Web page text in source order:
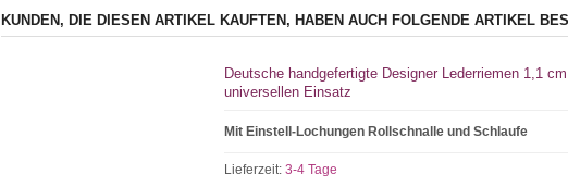
KUNDEN, DIE DIESEN ARTIKEL KAUFTEN, HABEN AUCH FOLGENDE ARTIKEL
Deutsche handgefertigte Designer Lederriemen 1,1
universellen Einsatz
Mit Einstell-Lochungen Rollschnalle und Schlaufe
Lieferzeit:3-4 Tage